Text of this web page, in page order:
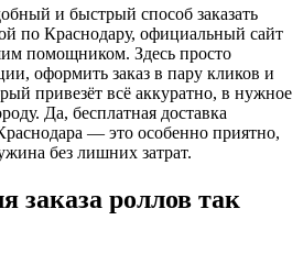
и быстрый способ заказать
по Краснодару, официальный сайт
помощником. Здесь просто
оформить заказ в пару кликов и
привезёт всё аккуратно, в нужное
Да, бесплатная доставка
— это особенно приятно,
без лишних затрат.
заказа роллов так